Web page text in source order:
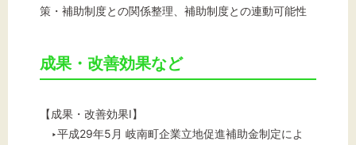
策・補助制度との関係整理、補助制度との連動可能性
成果・改善効果など
【成果・改善効果Ⅰ】
‣平成29年5月 岐南町企業立地促進補助金制定によ